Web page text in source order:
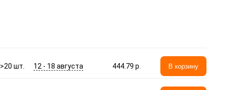
>20 шт. 12 - 18 августа 444.79 p. В корзину